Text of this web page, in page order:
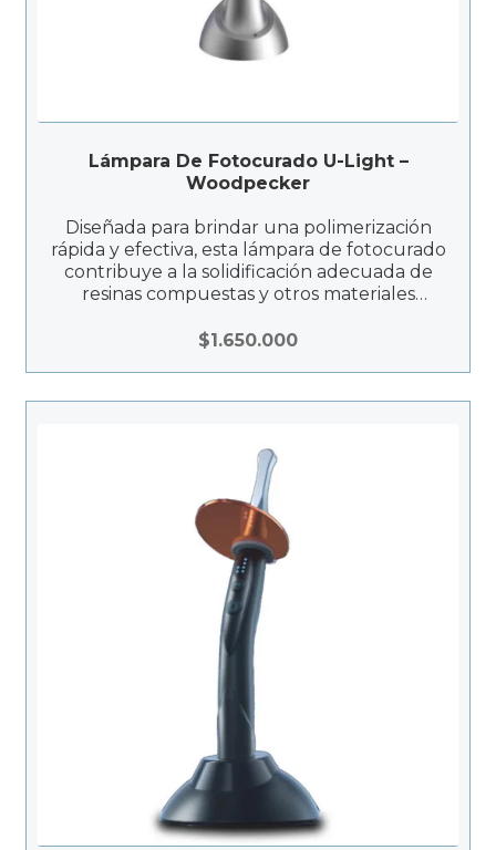
Lámpara De Fotocurado U-Light –
Woodpecker
Diseñada para brindar una polimerización
rápida y efectiva, esta lámpara de fotocurado
contribuye a la solidificación adecuada de
resinas compuestas y otros materiales
herramienta clave en procedimientos
$1.650.000